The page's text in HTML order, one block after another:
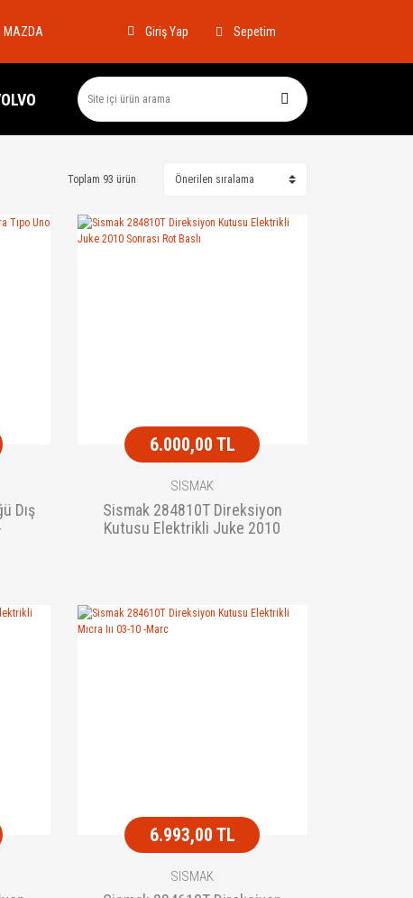
MAZDA Giriş Yap Sepetim
Toplam 93 ürün
Dış
6.000,00 TL
SISMAK
Sismak 284810T Direksiyon
Kutusu Elektrikli Juke 2010
6.993,00 TL
SISMAK